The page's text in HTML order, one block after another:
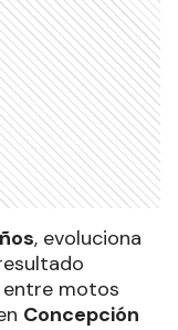
, evoluciona
entre motos
Concepción